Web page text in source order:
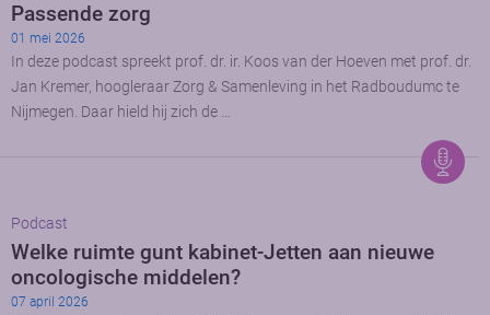
Passende zorg
01 mei 2026
In deze podcast spreekt prof. dr. ir. Koos van der Hoeven met prof. dr.
Jan Kremer, hoogleraar Zorg & Samenleving in het Radboudumc te
Nijmegen. Daar hield hij zich de …
Podcast
Welke ruimte gunt kabinet-Jetten aan nieuwe
oncologische middelen?
07 april 2026